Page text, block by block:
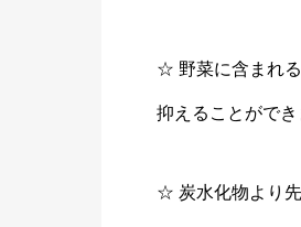
☆ 野菜に含まれ
抑えることがで
☆ 炭水化物より